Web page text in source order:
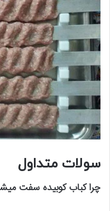
سولات متداول
چرا کباب کوبیده سفت